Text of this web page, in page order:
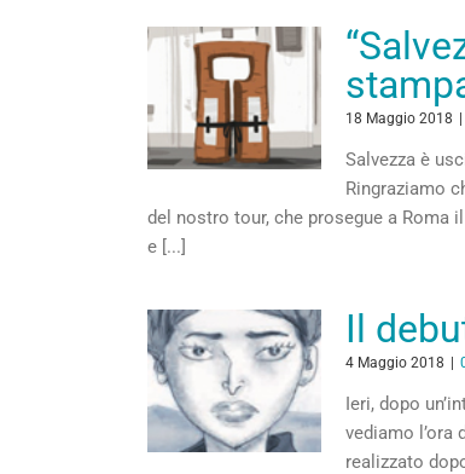
18 Maggio 2018
Salvezza è
Ringraziamo
del nostro tour, che prosegue a Roma
e [...]
Il
4 Maggio 2018
Ieri, dopo
vediamo
realizzato